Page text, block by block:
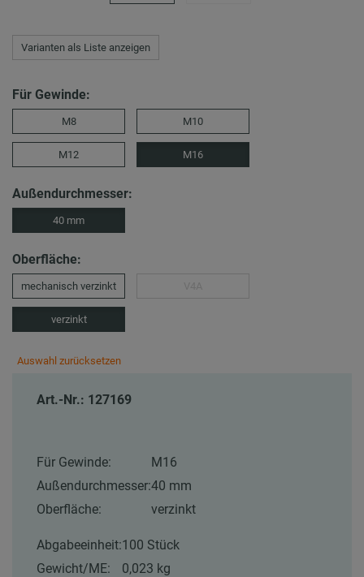
Varianten als Liste anzeigen
Für Gewinde:
M8 M10
M12 M16
Außendurchmesser:
40 mm
Oberfläche:
mechanisch verzinkt
verzinkt
Auswahl zurücksetzen
Art.-Nr.: 127169
Für Gewinde:
M16
Außendurchmesser:40 mm
Oberfläche:
verzinkt
Abgabeeinheit:100 Stück
Gewicht/ME:
0,023 kg